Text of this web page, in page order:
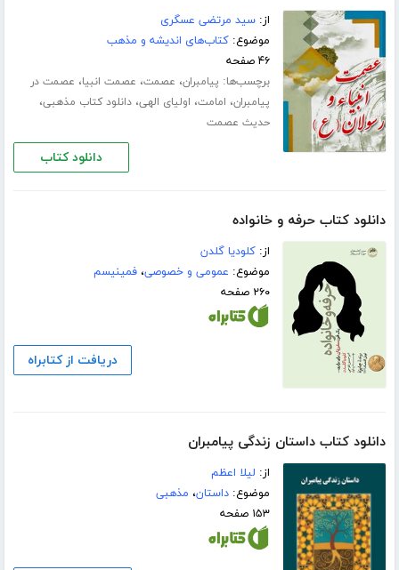
از:سید مرتضی عسگری
موضوع:کتاب‌های اندیشه و مذهب
۴۶ صفحه
برچسب‌ها: پیامبران، عصمت، عصمت انبیا، عصمت در
پیامبران، امامت، اولیای الهی،دانلود کتاب مذهبی،
حدیث عصمت
دانلود کتاب
دانلود کتاب حرفه و خانواده
از:کلودیا گلدن
موضوع: عمومی و خصوصی،فمینیسم
۲۶۰ صفحه
دریافت از کتابراه
دانلود کتاب داستان زندگی پیامبران
از: لیلا اعظم
موضوع:داستان، مذهبی
۱۵۳ صفحه